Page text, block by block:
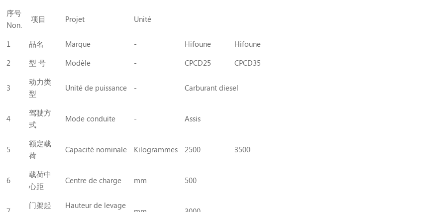
序号
Non.
项目 Projet Unité
1 品名 Marque - Hifoune
Hifoune
2
型 号 Modèle - CPCD25 CPCD35
3
动力类
型
Unité de puissance - Carburant diesel
4
驾驶方
式
Mode conduite - Assis
5
额定载
荷
Capacité nominale Kilogrammes 2500 3500
6
载荷中
心距
Centre de charge mm 500
门架起
Hauteur de levage